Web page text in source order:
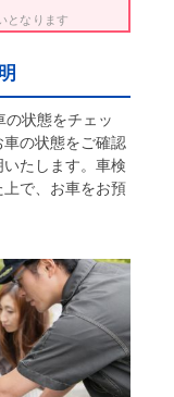
となります
状態をチェッ
の状態をご確認
たします。車検
で、お車をお預